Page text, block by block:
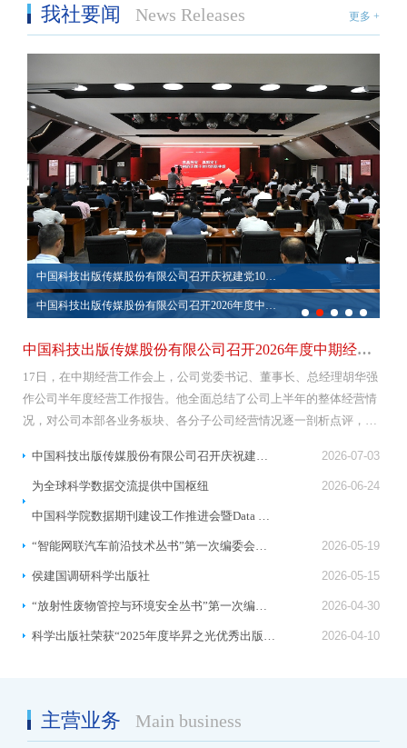
我社要闻 News Releases 更多 +
中国科技出版传媒股份有限公司召开2025年度中期经营工作会暨中层干部履职能力培训
中国科技出版传媒股份有限公司召开2026年度中期经营工作会暨中层干部履职能力培训
中国科技出版传媒股份有限公司召开2026年度中期经营工作会暨中层干部履职能力培训
17日，在中期经营工作会上，公司党委书记、董事长、总经理胡华强
作公司半年度经营工作报告。他全面总结了公司上半年的整体经营情
况，对公司本部各业务板块、各分子公司经营情况逐一剖析点评，梳
重点工作取得的阶段性成果，复盘年初工作会部署的11项改革攻...
2026-07-03
为全球科学数据交流提供中国枢纽
中国科学院数据期刊建设工作推进会暨Data Express (数据快报)数据期刊集群发布在京举行
2026-06-24
2026-05-19
侯建国调研科学出版社 2026-05-15
2026-04-30
2026-04-10
主营业务 Main business